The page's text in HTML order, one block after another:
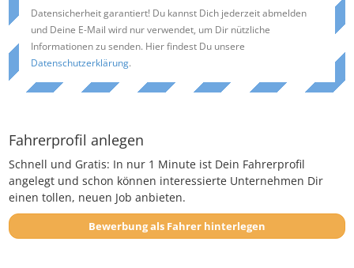
Datensicherheit garantiert! Du kannst Dich jederzeit abmelden
und Deine E-Mail wird nur verwendet, um Dir nützliche
Informationen zu senden. Hier findest Du unsere
Datenschutzerklärung.
Fahrerprofil anlegen
Schnell und Gratis: In nur 1 Minute ist Dein Fahrerprofil
angelegt und schon können interessierte Unternehmen Dir
einen tollen, neuen Job anbieten.
Bewerbung als Fahrer hinterlegen